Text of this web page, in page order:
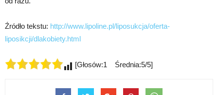
Źródło tekstu: http://www.lipoline.pl/liposukcja/oferta-
liposikcji/dlakobiety.html
[Głosów:1 Średnia:5/5]